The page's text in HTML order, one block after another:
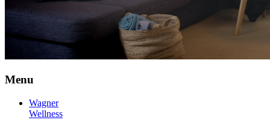
Menu
Wagner
Wellness